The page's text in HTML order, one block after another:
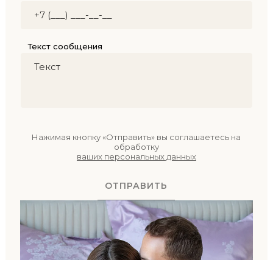
Текст сообщения
Нажимая кнопку «Отправить» вы соглашаетесь на
обработку
ваших персональных данных
ОТПРАВИТЬ